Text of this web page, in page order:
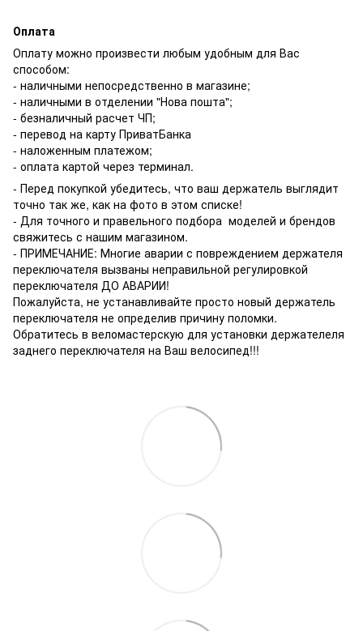
Оплата
Оплату можно произвести любым удобным для Вас
способом:
- наличными непосредственно в магазине;
- наличными в отделении "Нова пошта";
- безналичный расчет ЧП;
- перевод на карту ПриватБанка
- наложенным платежом;
- оплата картой через терминал.
- Перед покупкой убедитесь, что ваш держатель выглядит
точно так же, как на фото в этом списке!
- Для точного и правельного подбора моделей и брендов
свяжитесь с нашим магазином.
- ПРИМЕЧАНИЕ: Многие аварии с повреждением держателя
переключателя вызваны неправильной регулировкой
переключателя ДО АВАРИИ!
Пожалуйста, не устанавливайте просто новый держатель
переключателя не определив причину поломки.
Обратитесь в веломастерскую для установки держателеля
заднего переключателя на Ваш велосипед!!!